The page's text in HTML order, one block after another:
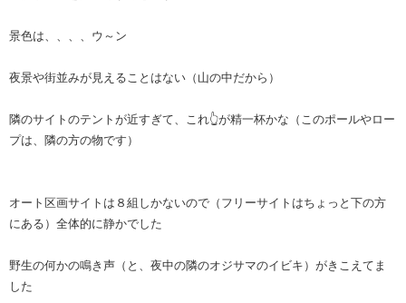
景色は、、、、ウ～ン
夜景や街並みが見えることはない（山の中だから）
隣のサイトのテントが近すぎて、これ👆️が精一杯かな（このポールやロー
プは、隣の方の物です）
オート区画サイトは８組しかないので（フリーサイトはちょっと下の方
にある）全体的に静かでした
野生の何かの鳴き声（と、夜中の隣のオジサマのイビキ）がきこえてま
した